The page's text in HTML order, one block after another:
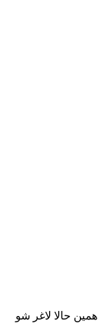
همین حالا لاغر شو